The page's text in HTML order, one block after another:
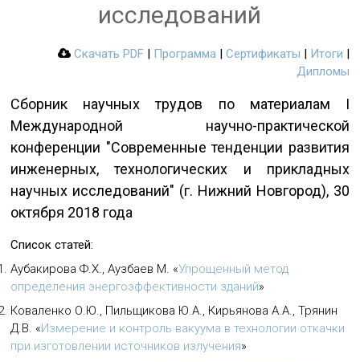
исследований
Скачать PDF| Программа| Сертификаты | Итоги |
Дипломы
Сборник научных трудов по материалам I
Международной научно-практической
конференции "Современные тенденции развития
инженерных, технологических и прикладных
научных исследований" (г. Нижний Новгород), 30
октября 2018 года
Список статей:
Аубакирова Ф.Х., Аузбаев М. «Упрощенный метод
определения энергоэффективности зданий»
Коваленко О.Ю., Пильщикова Ю.А., Кирьянова А.А., Трянин
Д.В. «Измерение и контроль вакуума в технологии откачки
при изготовлении источников излучения»